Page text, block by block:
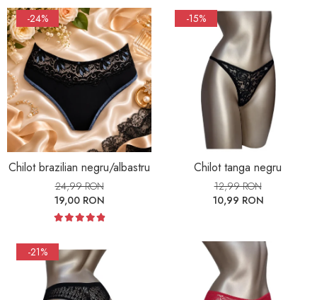
Maiouri dama
Sutiene
-24%
Chilot brazilian negru/albastru
24,99 RON
19,00 RON
-15%
Chilot tanga negru
12,99 RON
10,99 RON
-21%